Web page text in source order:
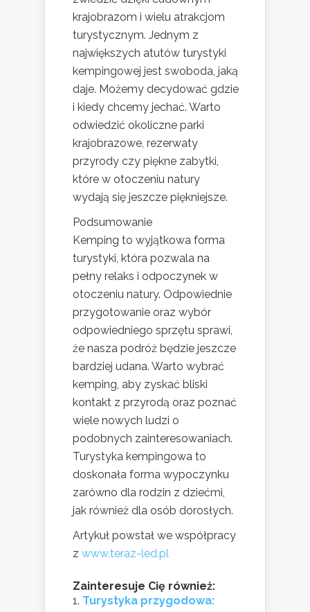
krajobrazom i wielu atrakcjom
turystycznym. Jednym z
największych atutów turystyki
kempingowej jest swoboda, jaką
daje. Możemy decydować gdzie
i kiedy chcemy jechać. Warto
odwiedzić okoliczne parki
krajobrazowe, rezerwaty
przyrody czy piękne zabytki,
które w otoczeniu natury
wydają się jeszcze piękniejsze.
Podsumowanie
Kemping to wyjątkowa forma
turystyki, która pozwala na
pełny relaks i odpoczynek w
otoczeniu natury. Odpowiednie
przygotowanie oraz wybór
odpowiedniego sprzętu sprawi,
że nasza podróż będzie jeszcze
bardziej udana. Warto wybrać
kemping, aby zyskać bliski
kontakt z przyrodą oraz poznać
wiele nowych ludzi o
podobnych zainteresowaniach.
Turystyka kempingowa to
doskonała forma wypoczynku
zarówno dla rodzin z dziećmi,
jak również dla osób dorosłych.
Artykuł powstał we współpracy
z www.teraz-led.pl
Zainteresuje Cię również:
Turystyka przygodowa: